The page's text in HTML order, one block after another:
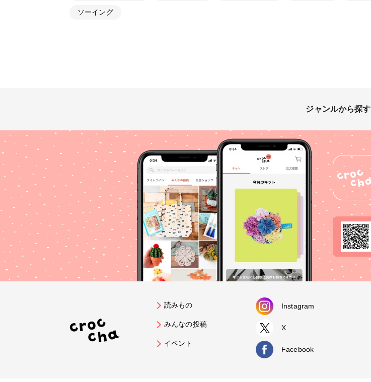
ソーイング
ジャンルから探す
読みもの
みんなの投稿
イベント
Instagram
X
Facebook